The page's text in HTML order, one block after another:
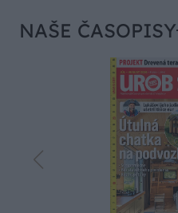
NAŠE ČASOPISY